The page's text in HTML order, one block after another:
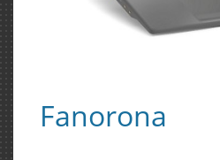
Fanorona